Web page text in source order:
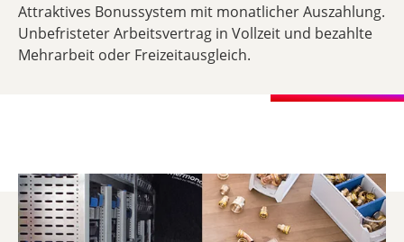
Attraktives Bonussystem mit monatlicher Auszahlung.
Unbefristeter Arbeitsvertrag in Vollzeit und bezahlte
Mehrarbeit oder Freizeitausgleich.